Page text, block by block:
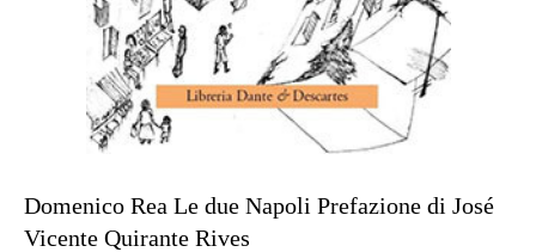
Domenico Rea Le due Napoli Prefazione di José
Vicente Quirante Rives